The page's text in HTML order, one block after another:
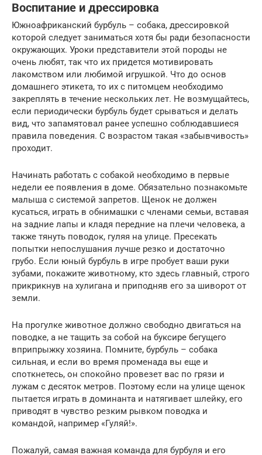
Воспитание и дрессировка
Южноафриканский бурбуль – собака, дрессировкой
которой следует заниматься хотя бы ради безопасности
окружающих. Уроки представители этой породы не
очень любят, так что их придется мотивировать
лакомством или любимой игрушкой. Что до основ
домашнего этикета, то их с питомцем необходимо
закреплять в течение нескольких лет. Не возмущайтесь,
если периодически бурбуль будет срываться и делать
вид, что запамятовал ранее успешно соблюдавшиеся
правила поведения. С возрастом такая «забывчивость»
проходит.
Начинать работать с собакой необходимо в первые
недели ее появления в доме. Обязательно познакомьте
малыша с системой запретов. Щенок не должен
кусаться, играть в обнимашки с членами семьи, вставая
на задние лапы и кладя передние на плечи человека, а
также тянуть поводок, гуляя на улице. Пресекать
попытки непослушания лучше резко и достаточно
грубо. Если юный бурбуль в игре пробует ваши руки
зубами, покажите животному, кто здесь главный, строго
прикрикнув на хулигана и приподняв его за шиворот от
земли.
На прогулке животное должно свободно двигаться на
поводке, а не тащить за собой на буксире бегущего
вприпрыжку хозяина. Помните, бурбуль – собака
сильная, и если во время променада вы еще и
споткнетесь, он спокойно провезет вас по грязи и
лужам с десяток метров. Поэтому если на улице щенок
пытается играть в доминанта и натягивает шлейку, его
приводят в чувство резким рывком поводка и
командой, например «Гуляй!».
Пожалуй, самая важная команда для бурбуля и его